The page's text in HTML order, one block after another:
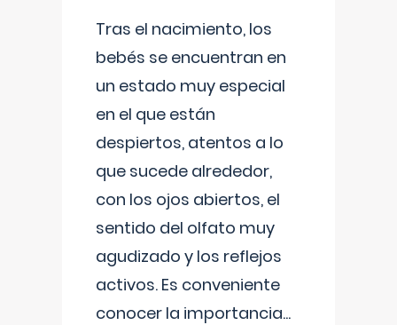
Tras el nacimiento, los
bebés se encuentran en
un estado muy especial
en el que están
despiertos, atentos a lo
que sucede alrededor,
con los ojos abiertos, el
sentido del olfato muy
agudizado y los reflejos
activos. Es conveniente
conocer la importancia...